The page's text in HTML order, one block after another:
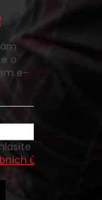
o
e-
údajů